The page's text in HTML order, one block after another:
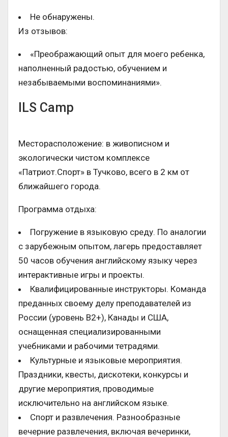
Не обнаружены.
Из отзывов:
«Преображающий опыт для моего ребенка,
наполненный радостью, обучением и
незабываемыми воспоминаниями».
ILS Camp
Месторасположение: в живописном и
экологически чистом комплексе
«Патриот.Спорт» в Тучково, всего в 2 км от
ближайшего города.
Программа отдыха:
Погружение в языковую среду. По аналогии
с зарубежным опытом, лагерь предоставляет
50 часов обучения английскому языку через
интерактивные игры и проекты.
Квалифицированные инструкторы. Команда
преданных своему делу преподавателей из
России (уровень B2+), Канады и США,
оснащенная специализированными
учебниками и рабочими тетрадями.
Культурные и языковые мероприятия.
Праздники, квесты, дискотеки, конкурсы и
другие мероприятия, проводимые
исключительно на английском языке.
Спорт и развлечения. Разнообразные
вечерние развлечения, включая вечеринки,